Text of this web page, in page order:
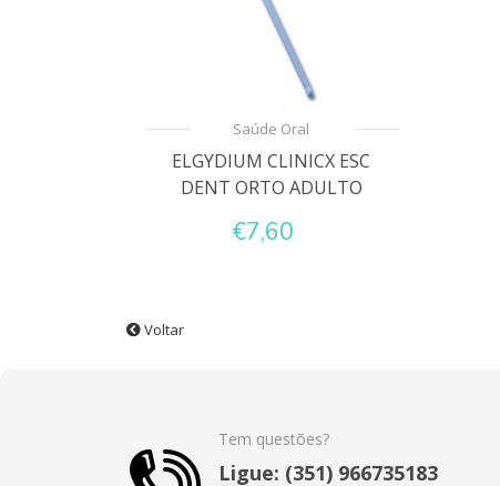
Saúde Oral
ELGYDIUM CLINICX ESC
DENT ORTO ADULTO
€7,60
Voltar
Tem questões?
Ligue: (351) 966735183